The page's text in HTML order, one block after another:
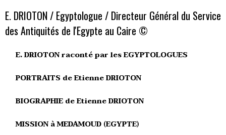
E. DRIOTON / Egyptologue / Directeur Général du Service
des Antiquités de l'Egypte au Caire ©
E. DRIOTON raconté par les EGYPTOLOGUES
PORTRAITS de Etienne DRIOTON
BIOGRAPHIE de Etienne DRIOTON
MISSION à MEDAMOUD (EGYPTE)